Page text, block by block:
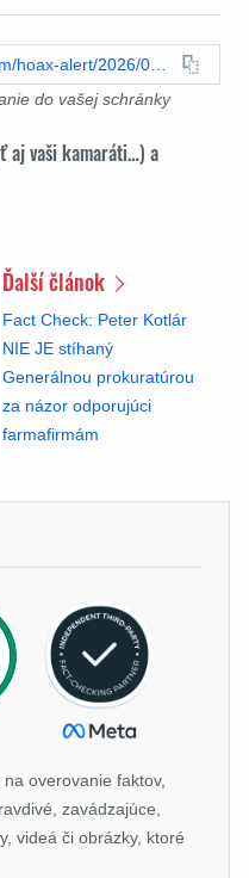
do vašej schránky
aj vaši kamaráti…) a
Ďalší článok
Fact Check: Peter Kotlár
NIE JE stíhaný
Generálnou prokuratúrou
za názor odporujúci
farmafirmám
overovanie faktov,
zavádzajúce,
videá či obrázky, ktoré